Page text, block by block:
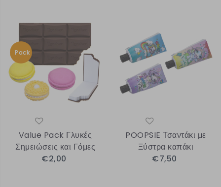
Pack
Value Pack Γλυκές
Σημειώσεις και Γόμες
€2,00
POOPSIE Τσαντάκι με
Ξύστρα καπάκι
€7,50